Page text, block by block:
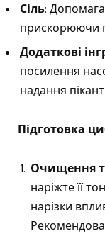
Сіль:
прискорюючи
Додаткові
посилення
надання
Підготовка
Очищення
наріжте її
нарізки